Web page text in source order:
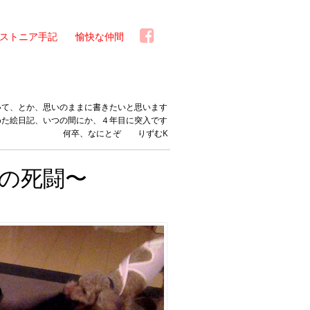
トニア手記 愉快な仲間
、とか、思いのままに書きたいと思います
絵日記、いつの間にか、４年目に突入です
何卒、なにとぞ りずむK
死闘〜